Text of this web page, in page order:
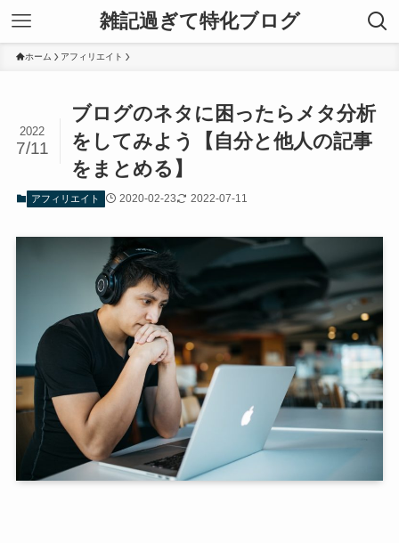
雑記過ぎて特化ブログ
ホーム アフィリエイト
ブログのネタに困ったらメタ分析
をしてみよう【自分と他人の記事
をまとめる】
2022
7/11
アフィリエイト 2020-02-23 2022-07-11